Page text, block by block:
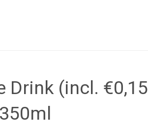
Drink (incl. €0,15